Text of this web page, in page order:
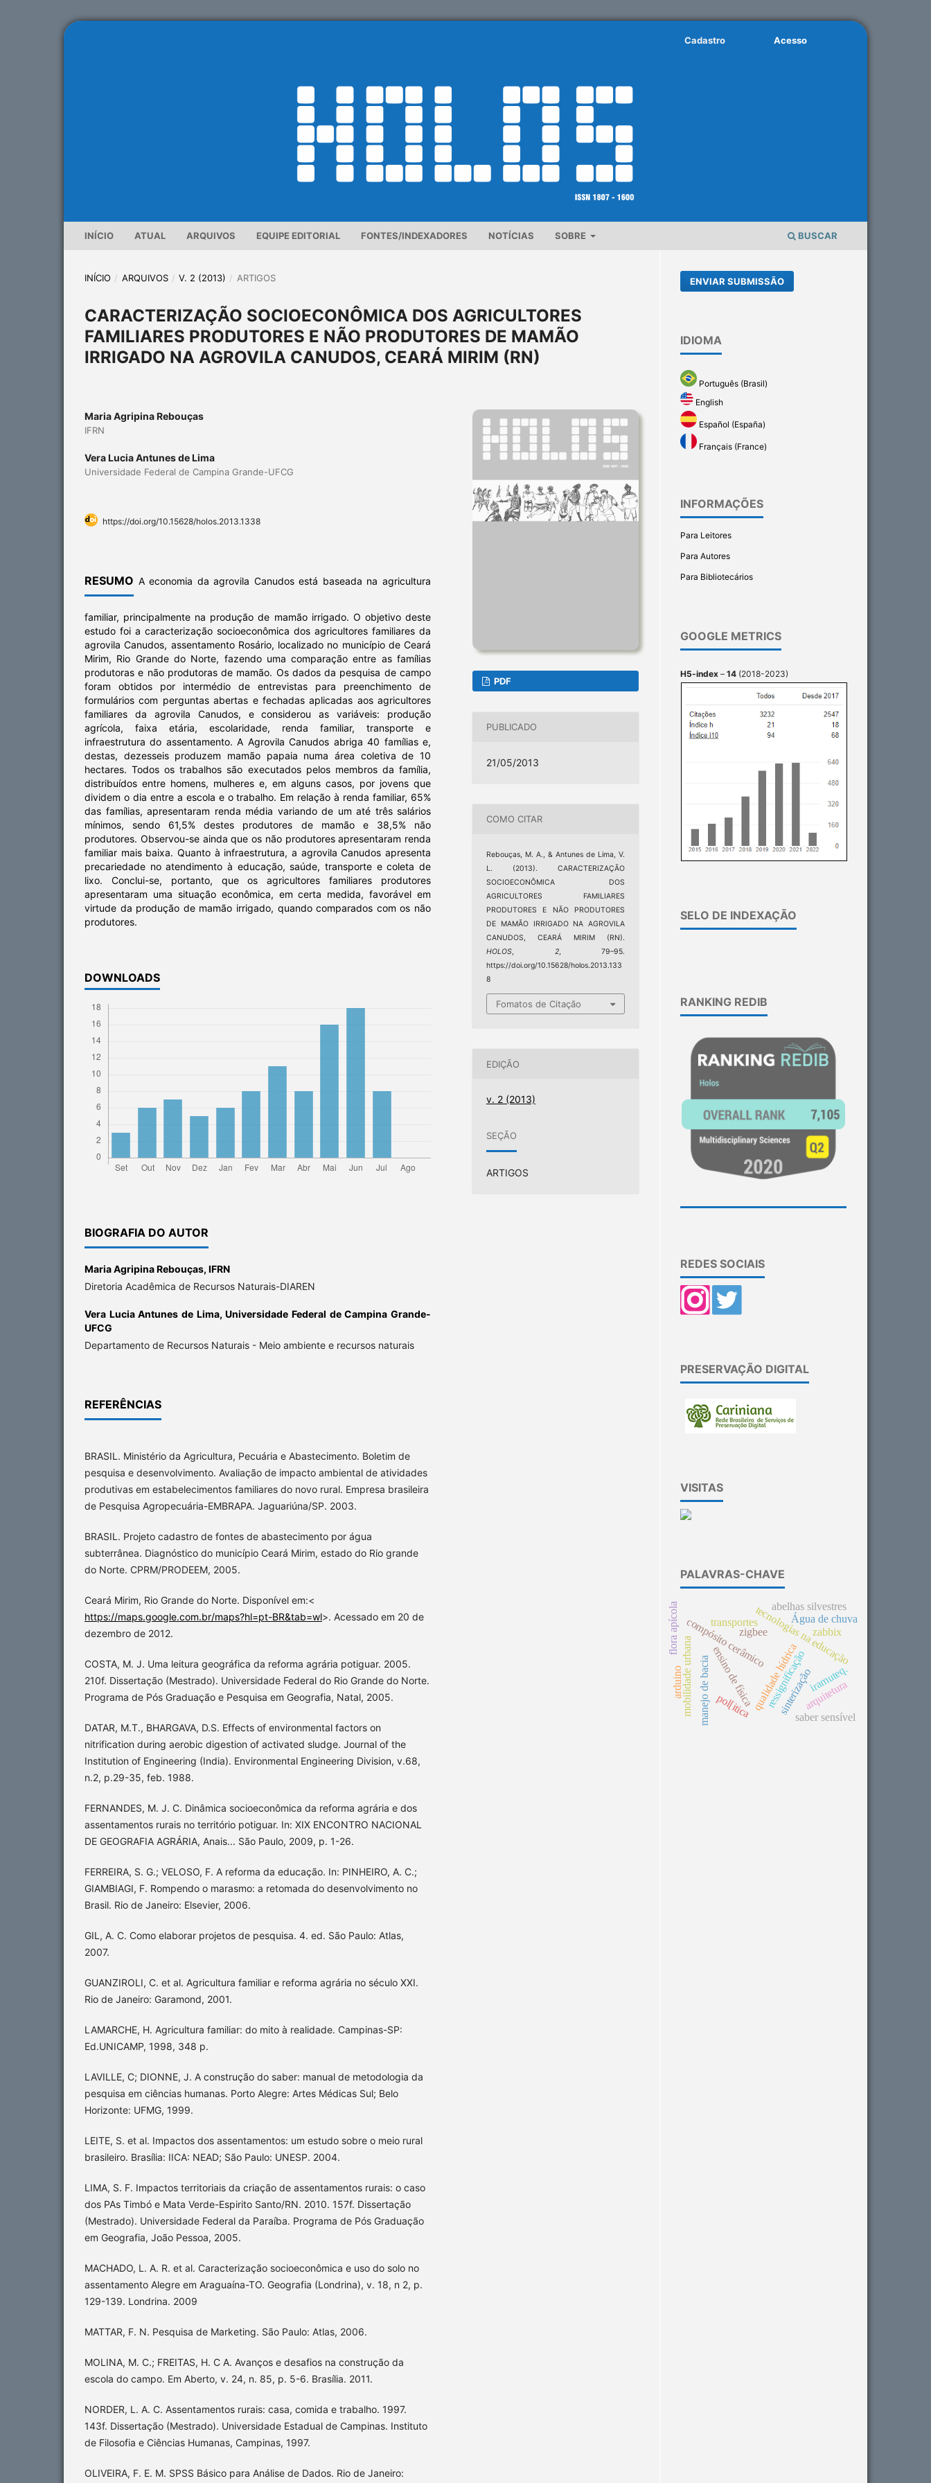
INÍCIO ATUAL ARQUIVOS EQUIPE EDITORIAL FONTES/INDEXADORES NOTÍCIAS SOBRE BUSCAR
Cadastro Acesso
INÍCIO / ARQUIVOS / V. 2 (2013) / ARTIGOS
CARACTERIZAÇÃO SOCIOECONÔMICA DOS AGRICULTORES
FAMILIARES PRODUTORES E NÃO PRODUTORES DE MAMÃO
IRRIGADO NA AGROVILA CANUDOS, CEARÁ MIRIM (RN)
Maria Agripina Rebouças
IFRN
Vera Lucia Antunes de Lima
Universidade Federal de Campina Grande-UFCG
https://doi.org/10.15628/holos.2013.1338
RESUMO A economia da agrovila Canudos está baseada na agricultura
familiar, principalmente na produção de mamão irrigado. O objetivo deste
estudo foi a caracterização socioeconômica dos agricultores familiares da
agrovila Canudos, assentamento Rosário, localizado no município de Ceará
Mirim, Rio Grande do Norte, fazendo uma comparação entre as famílias
produtoras e não produtoras de mamão. Os dados da pesquisa de campo
foram obtidos por intermédio de entrevistas para preenchimento de
formulários com perguntas abertas e fechadas aplicadas aos agricultores
familiares da agrovila Canudos, e considerou as variáveis: produção
agrícola, faixa etária, escolaridade, renda familiar, transporte e
infraestrutura do assentamento. A Agrovila Canudos abriga 40 famílias e,
destas, dezesseis produzem mamão papaia numa área coletiva de 10
hectares. Todos os trabalhos são executados pelos membros da família,
distribuídos entre homens, mulheres e, em alguns casos, por jovens que
dividem o dia entre a escola e o trabalho. Em relação à renda familiar, 65%
das famílias, apresentaram renda média variando de um até três salários
mínimos, sendo 61,5% destes produtores de mamão e 38,5% não
produtores. Observou-se ainda que os não produtores apresentaram renda
familiar mais baixa. Quanto à infraestrutura, a agrovila Canudos apresenta
precariedade no atendimento à educação, saúde, transporte e coleta de
lixo. Conclui-se, portanto, que os agricultores familiares produtores
apresentaram uma situação econômica, em certa medida, favorável em
virtude da produção de mamão irrigado, quando comparados com os não
produtores.
DOWNLOADS
BIOGRAFIA DO AUTOR
Maria Agripina Rebouças, IFRN
Diretoria Acadêmica de Recursos Naturais-DIAREN
Vera Lucia Antunes de Lima,Universidade Federal de Campina Grande-
UFCG
Departamento de Recursos Naturais - Meio ambiente e recursos naturais
REFERÊNCIAS
BRASIL. Ministério da Agricultura, Pecuária e Abastecimento. Boletim de
pesquisa e desenvolvimento. Avaliação de impacto ambiental de atividades
produtivas em estabelecimentos familiares do novo rural. Empresa brasileira
de Pesquisa Agropecuária-EMBRAPA. Jaguariúna/SP. 2003.
BRASIL. Projeto cadastro de fontes de abastecimento por água
subterrânea. Diagnóstico do município Ceará Mirim, estado do Rio grande
do Norte. CPRM/PRODEEM, 2005.
Ceará Mirim, Rio Grande do Norte. Disponível em:<
https://maps.google.com.br/maps?hl=pt-BR&tab=wl>. Acessado em 20 de
dezembro de 2012.
COSTA, M. J. Uma leitura geográfica da reforma agrária potiguar. 2005.
210f. Dissertação (Mestrado). Universidade Federal do Rio Grande do Norte.
Programa de Pós Graduação e Pesquisa em Geografia, Natal, 2005.
DATAR, M.T., BHARGAVA, D.S. Effects of environmental factors on
nitrification during aerobic digestion of activated sludge. Journal of the
Institution of Engineering (India). Environmental Engineering Division, v.68,
n.2, p.29-35, feb. 1988.
FERNANDES, M. J. C. Dinâmica socioeconômica da reforma agrária e dos
assentamentos rurais no território potiguar. In: XIX ENCONTRO NACIONAL
DE GEOGRAFIA AGRÁRIA, Anais... São Paulo, 2009, p. 1-26.
FERREIRA, S. G.; VELOSO, F. A reforma da educação. In: PINHEIRO, A. C.;
GIAMBIAGI, F. Rompendo o marasmo: a retomada do desenvolvimento no
Brasil. Rio de Janeiro: Elsevier, 2006.
GIL, A. C. Como elaborar projetos de pesquisa. 4. ed. São Paulo: Atlas,
2007.
GUANZIROLI, C. et al. Agricultura familiar e reforma agrária no século XXI.
Rio de Janeiro: Garamond, 2001.
LAMARCHE, H. Agricultura familiar: do mito à realidade. Campinas-SP:
Ed.UNICAMP, 1998, 348 p.
LAVILLE, C; DIONNE, J. A construção do saber: manual de metodologia da
pesquisa em ciências humanas. Porto Alegre: Artes Médicas Sul; Belo
Horizonte: UFMG, 1999.
LEITE, S. et al. Impactos dos assentamentos: um estudo sobre o meio rural
brasileiro. Brasília: IICA: NEAD; São Paulo: UNESP. 2004.
LIMA, S. F. Impactos territoriais da criação de assentamentos rurais: o caso
dos PAs Timbó e Mata Verde-Espirito Santo/RN. 2010. 157f. Dissertação
(Mestrado). Universidade Federal da Paraíba. Programa de Pós Graduação
em Geografia, João Pessoa, 2005.
MACHADO, L. A. R. et al. Caracterização socioeconômica e uso do solo no
assentamento Alegre em Araguaína-TO. Geografia (Londrina), v. 18, n 2, p.
129-139. Londrina. 2009
MATTAR, F. N. Pesquisa de Marketing. São Paulo: Atlas, 2006.
MOLINA, M. C.; FREITAS, H. C A. Avanços e desafios na construção da
escola do campo. Em Aberto, v. 24, n. 85, p. 5-6. Brasília. 2011.
NORDER, L. A. C. Assentamentos rurais: casa, comida e trabalho. 1997.
143f. Dissertação (Mestrado). Universidade Estadual de Campinas. Instituto
de Filosofia e Ciências Humanas, Campinas, 1997.
OLIVEIRA, F. E. M. SPSS Básico para Análise de Dados. Rio de Janeiro:
PDF
PUBLICADO
21/05/2013
COMO CITAR
Rebouças, M. A., & Antunes de Lima, V.
L. (2013). CARACTERIZAÇÃO
SOCIOECONÔMICA DOS
AGRICULTORES FAMILIARES
PRODUTORES E NÃO PRODUTORES
DE MAMÃO IRRIGADO NA AGROVILA
CANUDOS, CEARÁ MIRIM (RN).
HOLOS
2, 79–95.
https://doi.org/10.15628/holos.2013.133
8
Fomatos de Citação
EDIÇÃO
v. 2 (2013)
SEÇÃO
ARTIGOS
ENVIAR SUBMISSÃO
IDIOMA
Português (Brasil)
English
Español (España)
Français (France)
INFORMAÇÕES
Para Leitores
Para Autores
Para Bibliotecários
GOOGLE METRICS
H5-index – 14 (2018-2023)
SELO DE INDEXAÇÃO
RANKING REDIB
REDES SOCIAIS
PRESERVAÇÃO DIGITAL
VISITAS
PALAVRAS-CHAVE
ensino de físicaqualidade hídrica
manejo de bacia
tecnologias na educação
compósito cerâmico
sinterização
zigbee zabbix
pol[itica
Água de chuva
ressignificação
saber sensível
transportes
iramuteq.
flora apícola abelhas silvestres
arquitetura
mobilidade urbana
arduino